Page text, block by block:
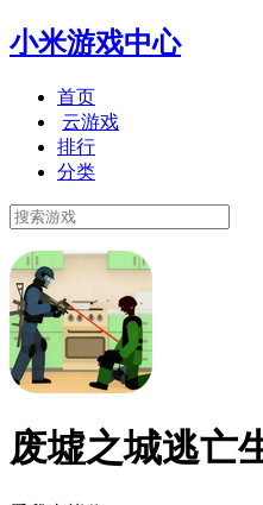
小米游戏中心
首页
云游戏
排行
分类
废墟之城逃亡